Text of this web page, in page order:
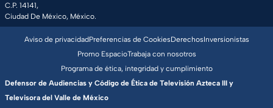
C.P. 14141,
Ciudad De México, México.
Aviso de privacidadPreferencias de CookiesDerechosInversionistas
Promo EspacioTrabaja con nosotros
Programa de ética, integridad y cumplimiento
Defensor de Audiencias y Código de Ética de Televisión Azteca III y
Televisora del Valle de México